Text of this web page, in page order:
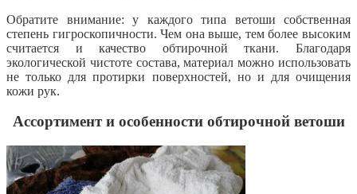
Обратите внимание: у каждого типа ветоши собственная
степень гигроскопичности. Чем она выше, тем более высоким
считается и качество обтирочной ткани. Благодаря
экологической чистоте состава, материал можно использовать
не только для протирки поверхностей, но и для очищения
кожи рук.
Ассортимент и особенности обтирочной ветоши